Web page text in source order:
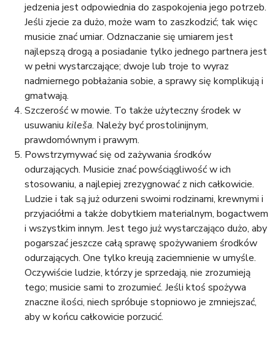
jedzenia jest odpowiednia do zaspokojenia jego potrzeb.
Jeśli zjecie za dużo, może wam to zaszkodzić; tak więc
musicie znać umiar. Odznaczanie się umiarem jest
najlepszą drogą a posiadanie tylko jednego partnera jest
w pełni wystarczające; dwoje lub troje to wyraz
nadmiernego pobłażania sobie, a sprawy się komplikują i
gmatwają.
Szczerość w mowie. To także użyteczny środek w
usuwaniu kileša. Należy być prostolinijnym,
prawdomównym i prawym.
Powstrzymywać się od zażywania środków
odurzających. Musicie znać powściągliwość w ich
stosowaniu, a najlepiej zrezygnować z nich całkowicie.
Ludzie i tak są już odurzeni swoimi rodzinami, krewnymi i
przyjaciółmi a także dobytkiem materialnym, bogactwem
i wszystkim innym. Jest tego już wystarczająco dużo, aby
pogarszać jeszcze całą sprawę spożywaniem środków
odurzających. One tylko kreują zaciemnienie w umyśle.
Oczywiście ludzie, którzy je sprzedają, nie zrozumieją
tego; musicie sami to zrozumieć. Jeśli ktoś spożywa
znaczne ilości, niech spróbuje stopniowo je zmniejszać,
aby w końcu całkowicie porzucić.